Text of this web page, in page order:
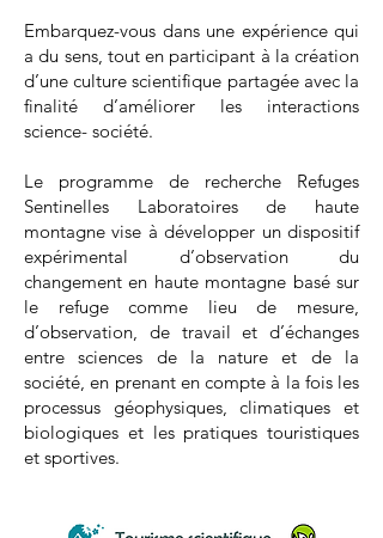
Embarquez-vous dans une expérience qui
a du sens, tout en participant à la création
d’une culture scientifique partagée avec la
finalité d’améliorer les interactions
science- société.
Le programme de recherche Refuges
Sentinelles Laboratoires de haute
montagne vise à développer un dispositif
expérimental d’observation du
changement en haute montagne basé sur
le refuge comme lieu de mesure,
d’observation, de travail et d’échanges
entre sciences de la nature et de la
société, en prenant en compte à la fois les
processus géophysiques, climatiques et
biologiques et les pratiques touristiques
et sportives.